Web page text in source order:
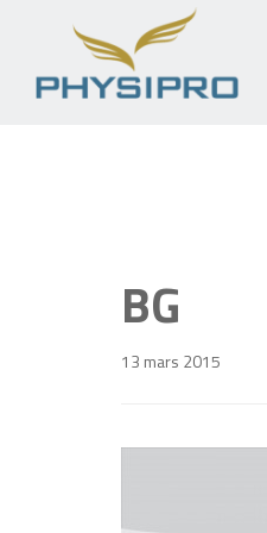
BG
13 mars 2015